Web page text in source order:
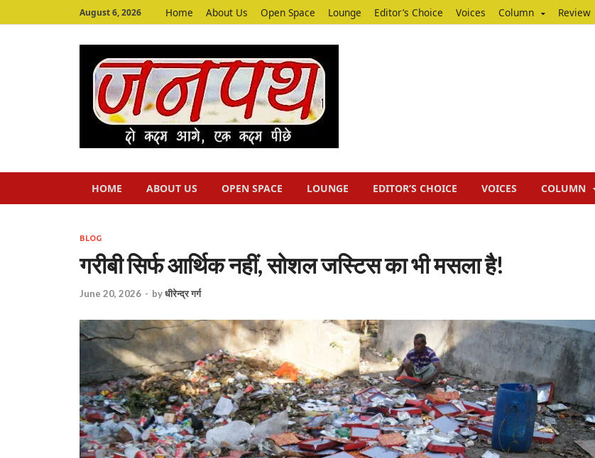
August 6, 2026 Home About Us Open Space Lounge Editor’s Choice Voices Column Review
HOME ABOUT US OPEN SPACE LOUNGE EDITOR’S CHOICE VOICES COLUMN
BLOG
गरीबी सिर्फ आर्थिक नहीं, सोशल जस्टिस का भी मसला है!
June 20, 2026 - byधीरेन्द्र गर्ग